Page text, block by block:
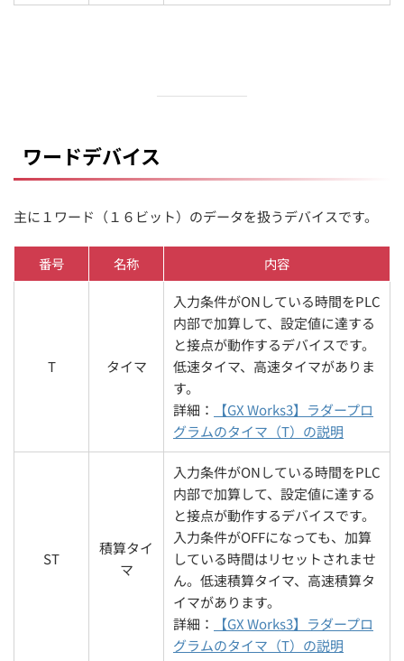
ワードデバイス
主に１ワード（１６ビット）のデータを扱うデバイスです。
番号 名称 内容
T タイマ
入力条件がONしている時間をPLC
内部で加算して、設定値に達する
と接点が動作するデバイスです。
低速タイマ、高速タイマがありま
す。
詳細：
【GX Works3】ラダープロ
グラムのタイマ（T）の説明
ST
積算タイ
マ
入力条件がONしている時間をPLC
内部で加算して、設定値に達する
と接点が動作するデバイスです。
入力条件がOFFになっても、加算
している時間はリセットされませ
ん。低速積算タイマ、高速積算タ
イマがあります。
詳細：
【GX Works3】ラダープロ
グラムのタイマ（T）の説明